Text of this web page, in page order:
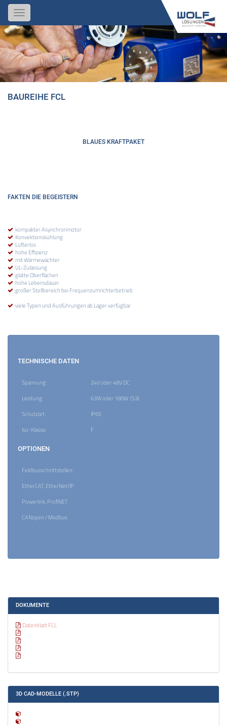
Toggle
navigation
BAUREIHE FCL
BLAUES KRAFTPAKET
FAKTEN DIE BEGEISTERN
kompakter Asynchronmotor
Konvektionskühlung
Lüfterlos
hohe Effizienz
mit Wärmewächter
UL-Zulassung
glatte Oberflächen
hohe Lebensdauer
großer Stellbereich bei Frequenzumrichterbetrieb
viele Typen und Ausführungen ab Lager verfügbar
TECHNISCHE DATEN
Spannung:
24V oder 48V DC
Leistung:
63W oder 180W (S3)
Schutzart:
IP65
Iso-Klasse:
F
OPTIONEN
Feldbusschnittstellen:
EtherCAT, EtherNet/IP
Powerlink, ProfiNET
CANopen / Modbus
DOKUMENTE
Datenblatt FCL
3D CAD-MODELLE (.STP)